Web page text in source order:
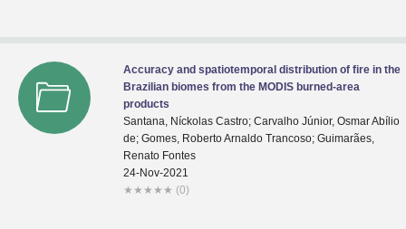
Accuracy and spatiotemporal distribution of fire in the
Brazilian biomes from the MODIS burned-area
products
Santana, Níckolas Castro; Carvalho Júnior, Osmar Abílio
de; Gomes, Roberto Arnaldo Trancoso; Guimarães,
Renato Fontes
24-Nov-2021
★ ★ ★ ★ ★ (0)